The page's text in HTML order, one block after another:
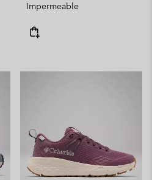
Impermeable